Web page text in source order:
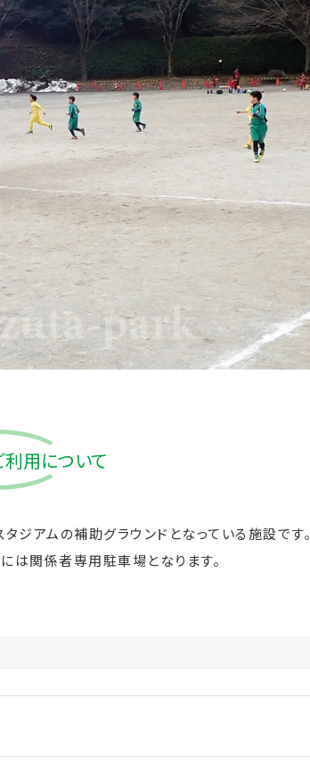
用について
ジアムの補助グラウンドとなっている施設です。
は関係者専用駐車場となります。